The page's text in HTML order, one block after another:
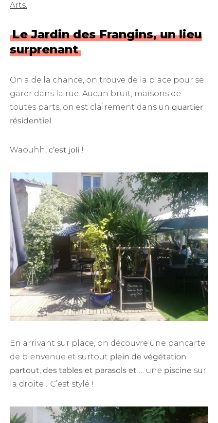
Arts.
Le Jardin des Frangins, un lieu
surprenant
On a de la chance, on trouve de la place pour se
garer dans la rue. Aucun bruit, maisons de
toutes parts, on est clairement dans un quartier
résidentiel.
Waouhh, c’est joli !
En arrivant sur place, on découvre une pancarte
de bienvenue et surtout plein de végétation
partout, des tables et parasols et … une piscine sur
la droite ! C’est stylé !